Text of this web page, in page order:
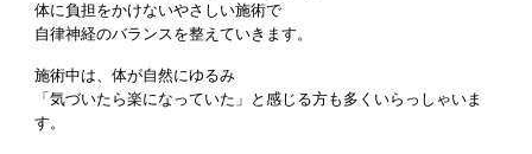
体に負担をかけないやさしい施術で
自律神経のバランスを整えていきます。
施術中は、体が自然にゆるみ
「気づいたら楽になっていた」と感じる方も多くいらっしゃいま
す。